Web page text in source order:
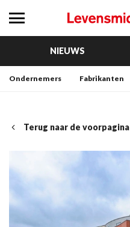
NIEUWS
Ondernemers Fabrikanten
Terug naar de voorpagina